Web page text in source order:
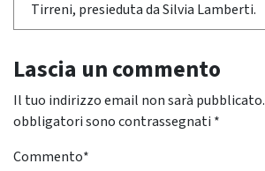
Tirreni, presieduta da Silvia Lamberti.
Lascia un commento
Il tuo indirizzo email non sarà pubblicato.
obbligatori sono contrassegnati *
Commento*